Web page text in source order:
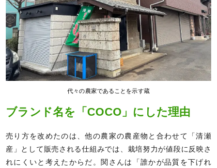
代々の農家であることを示す蔵
ブランド名を「COCO」にした理由
売り方を改めたのは、他の農家の農産物と合わせて「清瀬
産」として販売される仕組みでは、栽培努力が値段に反映さ
れにくいと考えたからだ。関さんは「誰かが品質を下げれ